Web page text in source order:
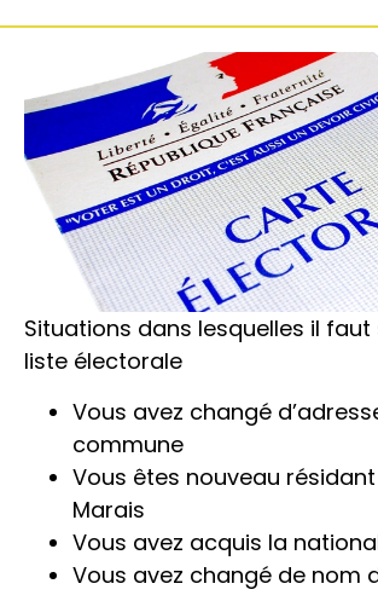
Situations dans lesquelles il faut
liste électorale
Vous avez changé
commune
Vous êtes nouveau
Marais
Vous avez acquis la
Vous avez changé de nom